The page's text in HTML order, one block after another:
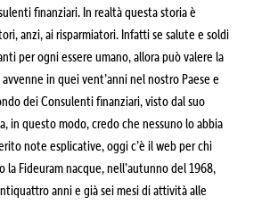
finanziari. In realtà questa storia è
anzi, ai risparmiatori. Infatti se salute e soldi
per ogni essere umano, allora può valere la
in quei vent’anni nel nostro Paese e
dei Consulenti finanziari, visto dal suo
in questo modo, credo che nessuno lo abbia
note esplicative, oggi c’è il web per chi
la Fideuram nacque, nell’autunno del 1968,
anni e già sei mesi di attività alle